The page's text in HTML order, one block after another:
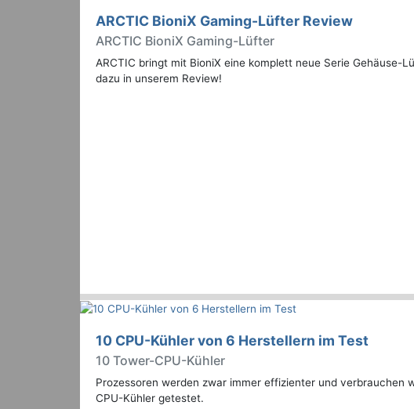
ARCTIC BioniX Gaming-Lüfter Review
ARCTIC BioniX Gaming-Lüfter
ARCTIC bringt mit BioniX eine komplett neue Serie Gehäuse-
dazu in unserem Review!
10 CPU-Kühler von 6 Herstellern im Test
10 Tower-CPU-Kühler
Prozessoren werden zwar immer effizienter und verbrauchen
CPU-Kühler getestet.